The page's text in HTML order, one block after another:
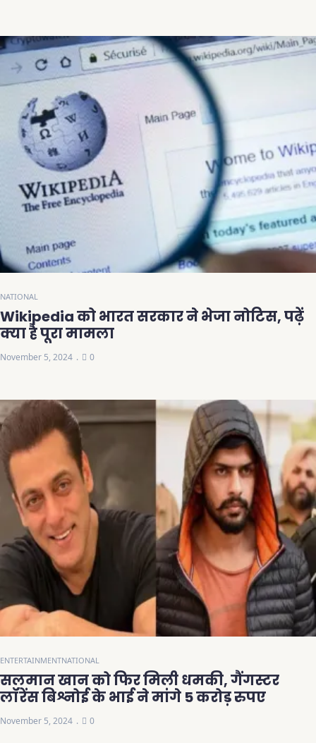
NATIONAL
Wikipedia को भारत सरकार ने भेजा नोटिस, पढ़ें
क्या है पूरा मामला
November 5, 2024 0
ENTERTAINMENTNATIONAL
सलमान खान को फिर मिली धमकी, गैंगस्टर
लॉरेंस बिश्नोई के भाई ने मांगे 5 करोड़ रुपए
November 5, 2024 0